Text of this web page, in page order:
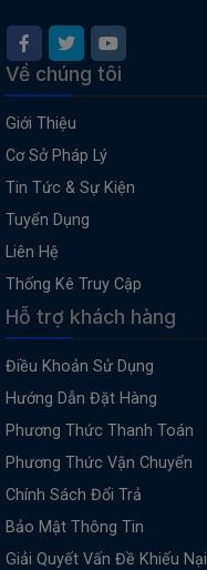
Về chúng tôi
Giới Thiệu
Cơ Sở Pháp Lý
Tin Tức & Sự Kiện
Tuyển Dụng
Liên Hệ
Thống Kê Truy Cập
Hỗ trợ khách hàng
Điều Khoản Sử Dụng
Hướng Dẫn Đặt Hàng
Phương Thức Thanh Toán
Phương Thức Vận Chuyển
Chính Sách Đổi Trả
Bảo Mật Thông Tin
Giải Quyết Vấn Đề Khiếu Nại